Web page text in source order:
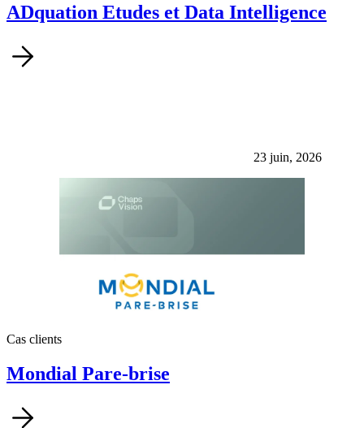
ADquation Etudes et Data Intelligence
23 juin, 2026
Cas clients
Mondial Pare-brise